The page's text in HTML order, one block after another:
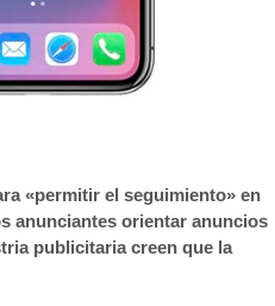
«permitir el seguimiento» en
anunciantes orientar anuncios
publicitaria creen que la